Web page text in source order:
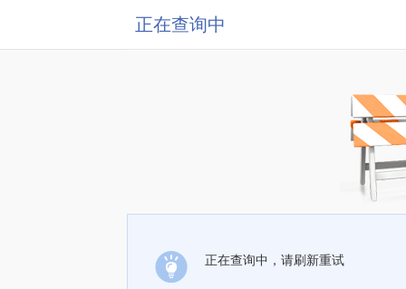
正在查询中
正在查询中，请刷新重试